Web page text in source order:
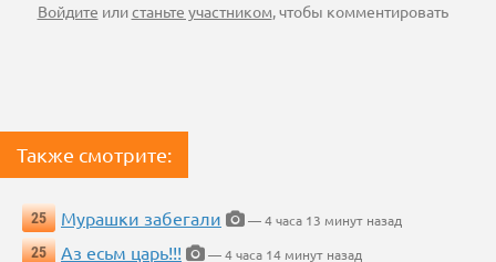
Войдите илистаньте участником, чтобы комментировать
Также смотрите:
25 Мурашки забегали
— 4 часа 13 минут назад
25
Аз есьм царь!!!
— 4 часа 14 минут назад